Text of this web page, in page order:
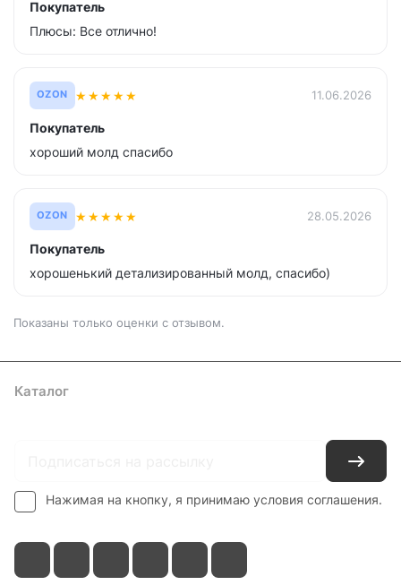
Покупатель
Плюсы: Все отлично!
OZON ★★★★★ 11.06.2026
Покупатель
хороший молд спасибо
OZON ★★★★★ 28.05.2026
Покупатель
хорошенький детализированный молд, спасибо)
Показаны только оценки с отзывом.
Каталог
Нажимая на кнопку, я принимаю условия соглашения.